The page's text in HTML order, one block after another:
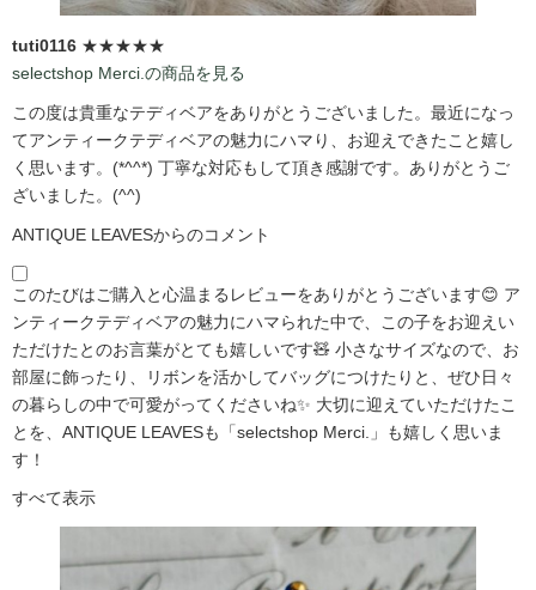
tuti0116 ★★★★★
selectshop Merci.の商品を見る
この度は貴重なテディベアをありがとうございました。最近になっ
てアンティークテディベアの魅力にハマり、お迎えできたこと嬉し
く思います。(*^^*) 丁寧な対応もして頂き感謝です。ありがとうご
ざいました。(^^)
ANTIQUE LEAVESからのコメント
このたびはご購入と心温まるレビューをありがとうございます😊 ア
ンティークテディベアの魅力にハマられた中で、この子をお迎えい
ただけたとのお言葉がとても嬉しいです🧸 小さなサイズなので、お
部屋に飾ったり、リボンを活かしてバッグにつけたりと、ぜひ日々
の暮らしの中で可愛がってくださいね✨ 大切に迎えていただけたこ
とを、ANTIQUE LEAVESも「selectshop Merci.」も嬉しく思いま
す！
すべて表示